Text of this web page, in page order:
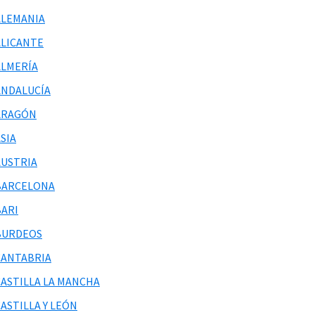
LA MANCHA
Y LEÓN